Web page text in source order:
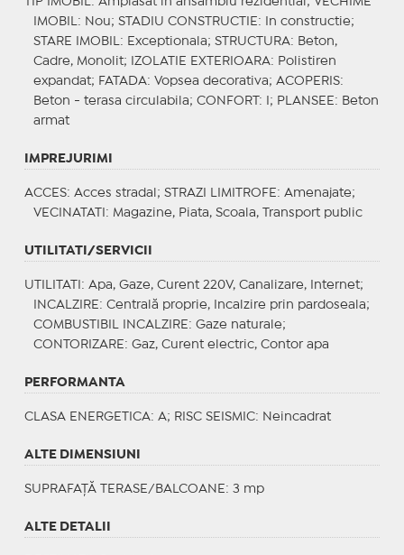
IMOBIL : Nou; STADIU CONSTRUCTIE : In constructie;
STARE IMOBIL : Exceptionala; STRUCTURA: Beton,
Cadre, Monolit;
IZOLATIE EXTERIOARA: Polistiren
expandat; FATADA: Vopsea decorativa; ACOPERIS:
Beton - terasa circulabila; CONFORT : I; PLANSEE : Beton
armat
IMPREJURIMI
ACCES: Acces stradal; STRAZI LIMITROFE : Amenajate;
VECINATATI : Magazine, Piata, Scoala, Transport public
UTILITATI/SERVICII
UTILITATI : Apa, Gaze, Curent 220V, Canalizare, Internet;
INCALZIRE : Centrală proprie, Incalzire prin pardoseala;
COMBUSTIBIL INCALZIRE : Gaze naturale;
CONTORIZARE : Gaz, Curent electric, Contor apa
PERFORMANTA
CLASA ENERGETICA: A; RISC SEISMIC: Neincadrat
ALTE DIMENSIUNI
SUPRAFAȚĂ TERASE/BALCOANE: 3 mp
ALTE DETALII